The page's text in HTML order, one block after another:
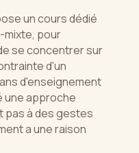
un cours dédié
mixte, pour
se concentrer sur
d'un
d'enseignement
une approche
pas à des gestes
a une raison